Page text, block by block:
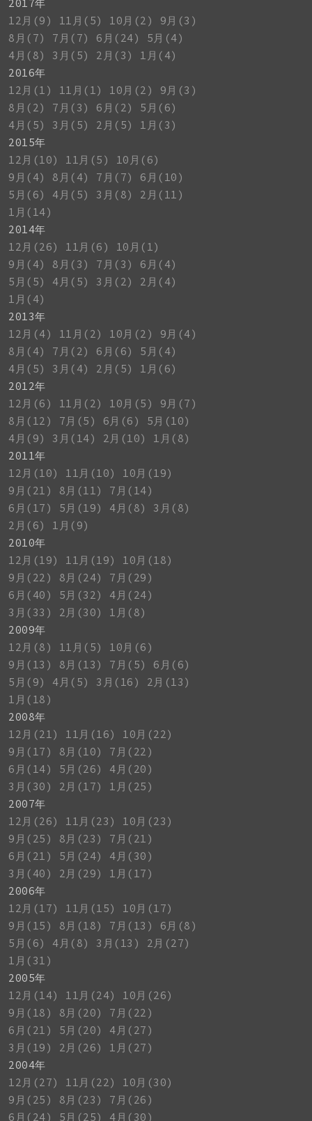
2017年
12月(9)
11月(5) 10月(2)
9月(3)
8月(7)
7月(7) 6月(24)
5月(4)
4月(8)
3月(5) 2月(3)
1月(4)
2016年
12月(1)
11月(1) 10月(2)
9月(3)
8月(2)
7月(3) 6月(2)
5月(6)
4月(5)
3月(5) 2月(5)
1月(3)
2015年
12月(10)
11月(5)
10月(6)
9月(4)
8月(4) 7月(7)
6月(10)
5月(6)
4月(5) 3月(8)
2月(11)
1月(14)
2014年
12月(26)
11月(6)
10月(1)
9月(4)
8月(3) 7月(3)
6月(4)
5月(5)
4月(5) 3月(2)
2月(4)
1月(4)
2013年
12月(4)
11月(2) 10月(2)
9月(4)
8月(4)
7月(2) 6月(6)
5月(4)
4月(5)
3月(4) 2月(5)
1月(6)
2012年
12月(6)
11月(2) 10月(5)
9月(7)
8月(12)
7月(5) 6月(6)
5月(10)
4月(9)
3月(14) 2月(10)
1月(8)
2011年
12月(10)
11月(10)
10月(19)
9月(21)
8月(11)
7月(14)
6月(17)
5月(19) 4月(8)
3月(8)
2月(6)
1月(9)
2010年
12月(19)
11月(19)
10月(18)
9月(22)
8月(24)
7月(29)
6月(40)
5月(32)
4月(24)
3月(33)
2月(30)
1月(8)
2009年
12月(8)
11月(5)
10月(6)
9月(13)
8月(13) 7月(5)
6月(6)
5月(9)
4月(5) 3月(16)
2月(13)
1月(18)
2008年
12月(21)
11月(16)
10月(22)
9月(17)
8月(10)
7月(22)
6月(14)
5月(26)
4月(20)
3月(30)
2月(17)
1月(25)
2007年
12月(26)
11月(23)
10月(23)
9月(25)
8月(23)
7月(21)
6月(21)
5月(24)
4月(30)
3月(40)
2月(29)
1月(17)
2006年
12月(17)
11月(15)
10月(17)
9月(15)
8月(18) 7月(13)
6月(8)
5月(6)
4月(8) 3月(13)
2月(27)
1月(31)
2005年
12月(14)
11月(24)
10月(26)
9月(18)
8月(20)
7月(22)
6月(21)
5月(20)
4月(27)
3月(19)
2月(26)
1月(27)
2004年
12月(27)
11月(22)
10月(30)
9月(25)
8月(23)
7月(26)
6月(24)
5月(25) 4月(30)